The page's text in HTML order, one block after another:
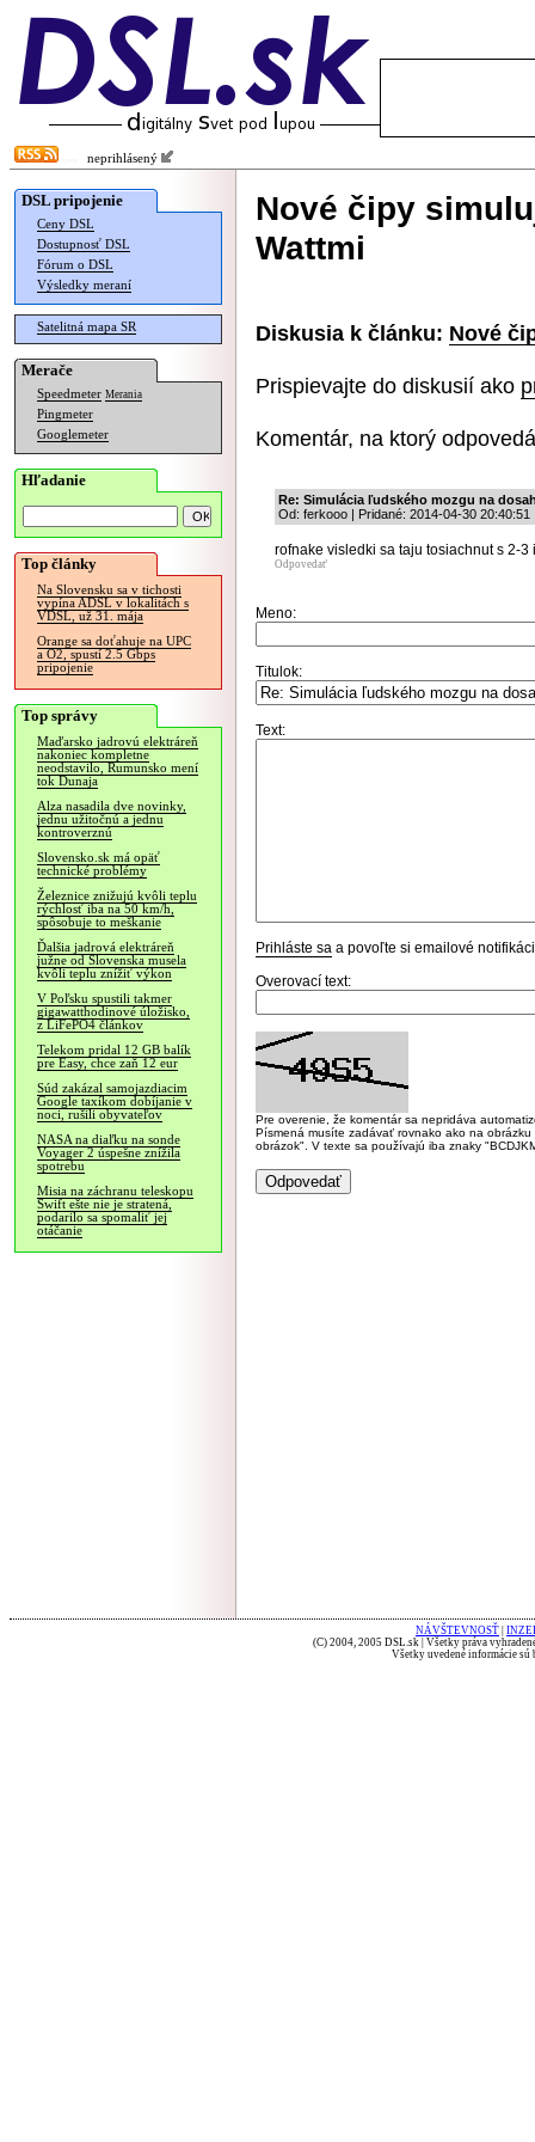
neprihlásený
DSL pripojenie
Ceny DSL
Dostupnosť DSL
Fórum o DSL
Výsledky meraní
Satelitná mapa SR
Merače
Speedmeter Merania
Pingmeter
Googlemeter
Hľadanie
Top články
Na Slovensku sa v tichosti
vypína ADSL v lokalitách s
VDSL, už 31. mája
Orange sa doťahuje na UPC
a O2, spustí 2.5 Gbps
pripojenie
Top správy
Maďarsko jadrovú elektráreň
nakoniec kompletne
neodstavilo, Rumunsko mení
tok Dunaja
Alza nasadila dve novinky,
jednu užitočnú a jednu
kontroverznú
Slovensko.sk má opäť
technické problémy
Železnice znižujú kvôli teplu
rýchlosť iba na 50 km/h,
spôsobuje to meškanie
Ďalšia jadrová elektráreň
južne od Slovenska musela
kvôli teplu znížiť výkon
V Poľsku spustili takmer
gigawatthodinové úložisko,
z LiFePO4 článkov
Telekom pridal 12 GB balík
pre Easy, chce zaň 12 eur
Súd zakázal samojazdiacim
Google taxíkom dobíjanie v
noci, rušili obyvateľov
NASA na diaľku na sonde
Voyager 2 úspešne znížila
spotrebu
Misia na záchranu teleskopu
Swift ešte nie je stratená,
podarilo sa spomaliť jej
otáčanie
Nové čipy
Wattmi
Diskusia k článku: Nové
Prispievajte do diskusií ako
Komentár, na ktorý
Re: Simulácia ľudského mozgu na
Od: ferkooo | Pridané: 2014-04-30 20:40:51
rofnake visledki sa taju tosiachnut s 2-3
Odpovedať
Meno:
Titulok:
Text:
Prihláste sa a povoľte si emailové
Overovací text:
Pre overenie, že komentár sa nepridáva
Písmená musíte zadávať rovnako ako na
obrázok". V texte sa používajú iba znaky
NÁVŠTEVNOSŤ
(C) 2004, 2005 DSL.sk | Všetky práva
Všetky uvedené informácie sú